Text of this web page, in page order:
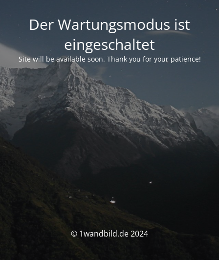
Der Wartungsmodus ist
eingeschaltet
Site will be available soon. Thank you for your patience!
© 1wandbild.de 2024